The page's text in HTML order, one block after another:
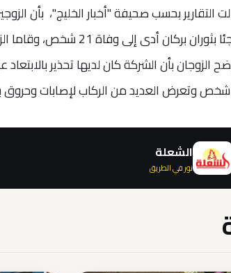
التقارير بحسب صحيفة "أخبار الخليج"، بأن
بركان أدى إلى وفاة 21 شخص، وقاما الزوجان بمقاضاة شركة رويال كاريبيان التي سافرا عبرها.
الزوجان بأن الشركة كان لديها تحذير
الشعلة
نور في الطريق